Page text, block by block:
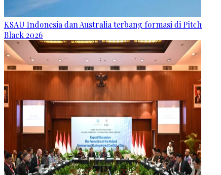
KSAU Indonesia dan Australia terbang formasi di Pitch
Black 2026